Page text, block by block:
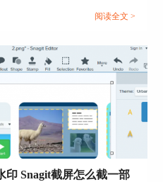
我们每次截图之后总是感觉
很多使用过Snagit的用户可
置，一直默认使用软件自动
存的图片是什么格式，此
JPG、BMP等，很多人不知道
下面就给大家介绍一下
式的，Snagit截图保存成什么
阅读全文 >
印 Snagit截屏怎么截一部